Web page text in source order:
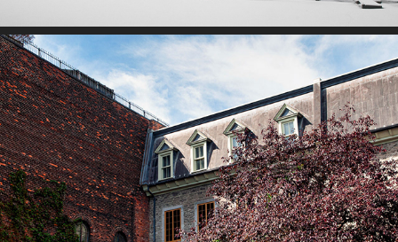
Tiré dans la rue